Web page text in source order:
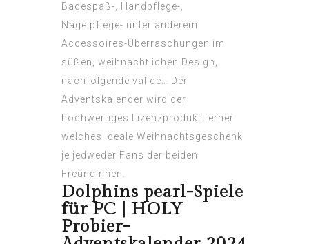
Badespaß-, Handpflege-,
Nagelpflege- unter anderem
Accessoires-Überraschungen im
süßen, weihnachtlichen Design,
nachfolgende valide… Der
Adventskalender wird der
hochwertiges Lizenzprodukt ferner
welches ideale Weihnachtsgeschenk
je jedweder Fans der beiden
Freundinnen.
Dolphins pearl-Spiele
für PC | HOLY
Probier-